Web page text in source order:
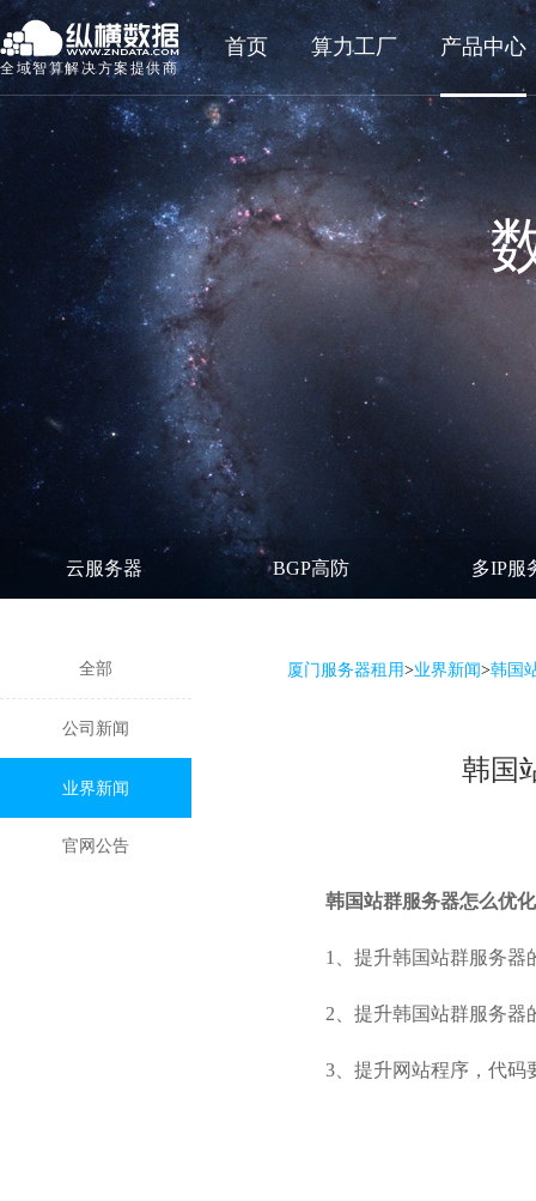
全域智算解决方案提供商
首页 算力工厂 产品中心
云服务器 BGP高防 多IP服
全部
公司新闻
业界新闻
官网公告
厦门服务器租用>业界新闻>韩国
韩国
韩国站群服务器怎么优
1、提升韩国站群服务器
2、提升韩国站群服务器
3、提升网站程序，代码